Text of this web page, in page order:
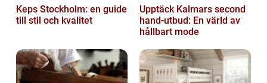
Keps Stockholm: en guide
till stil och kvalitet
Upptäck Kalmars second
hand-utbud: En värld av
hållbart mode